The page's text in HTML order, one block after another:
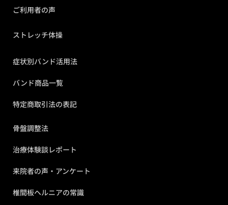
ご利用者の声
ストレッチ体操
症状別バンド活用法
バンド商品一覧
特定商取引法の表記
骨盤調整法
治療体験談レポート
来院者の声・アンケート
椎間板ヘルニアの常識